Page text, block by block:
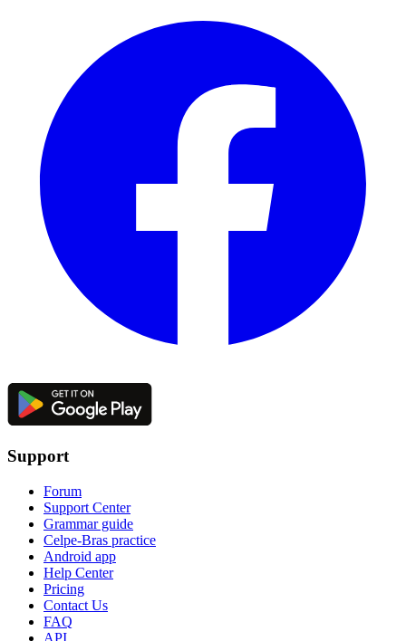
Support
Forum
Support Center
Grammar guide
Celpe-Bras practice
Android app
Help Center
Pricing
Contact Us
FAQ
API